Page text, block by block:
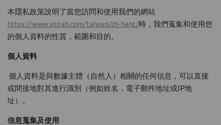
本隱私政策說明了當您訪問和使用我們的網站
https://www.assab.com/taiwan/zh-hant/時，我們蒐集和使用您
的個人資料的性質，範圍和目的。
個人資料
個人資料是與數據主體（自然人）相關的任何信息，可以直接
或間接地對其進行識別（例如姓名，電子郵件地址或IP地
址）。
信息蒐集及使用